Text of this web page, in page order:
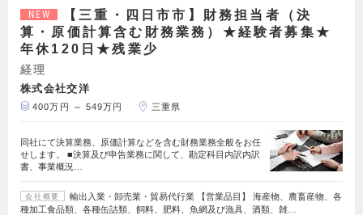
NEW
【三重・四日市市】財務担当者（決
算・原価計算含む財務業務）★経験者募集★
年休120日★残業少
経理
株式会社交洋
400万円 ～ 549万円 三重県
同社にて決算業務、原価計算などを含む財務業務全般をお任
せします。 ■決算及び申告業務に関して、勘定科目内訳内訳
書、事業概況…
会社概要
輸出入業・卸売業・貿易代行業 【営業品目】 海産物、農畜産物、各
種加工食品類、各種缶詰類、飼料、肥料、魚網及び漁具、酒類、雑…